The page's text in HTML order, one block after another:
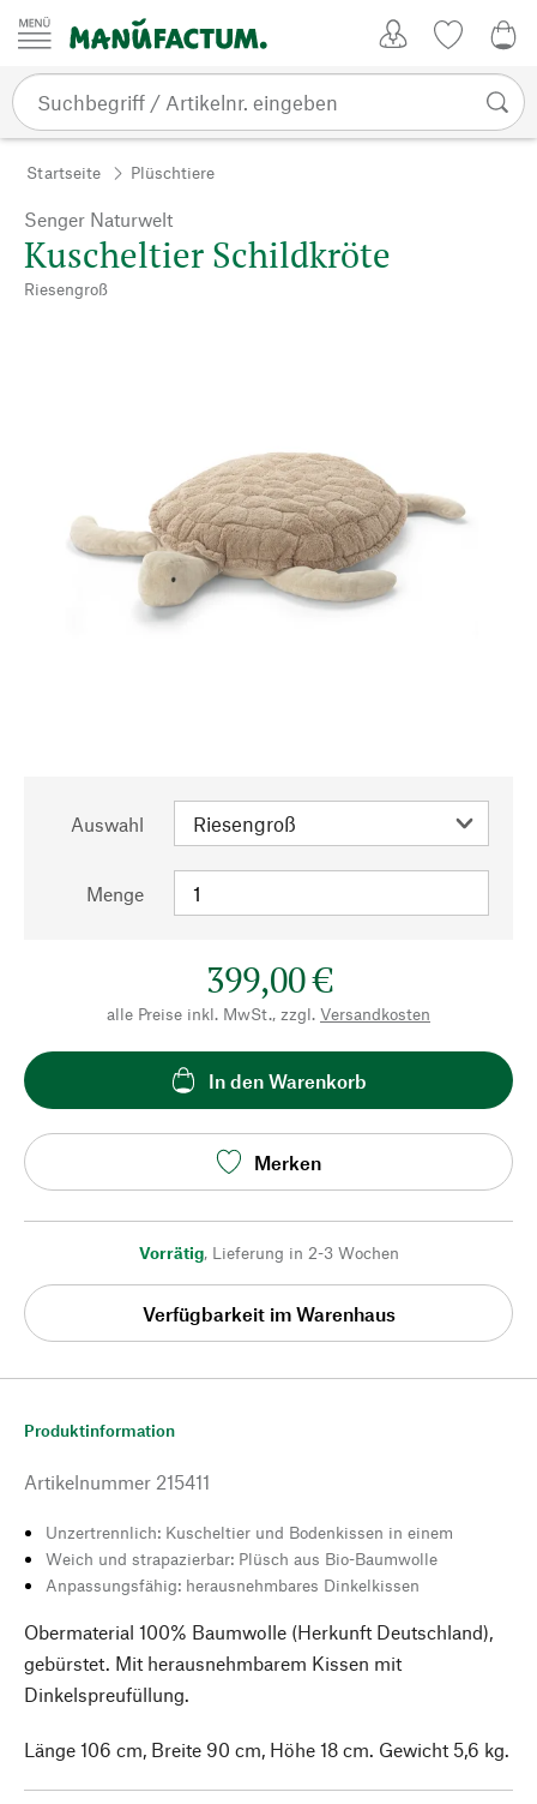
Zum Inhalt springen
Startseite Plüschtiere
Senger Naturwelt
Kuscheltier Schildkröte
Riesengroß
Auswahl
Menge
399,00 €
alle Preise inkl. MwSt., zzgl. Versandkosten
In den Warenkorb
Merken
Vorrätig, Lieferung in 2-3 Wochen
Verfügbarkeit im Warenhaus
Produktinformation
Artikelnummer 215411
Unzertrennlich: Kuscheltier und Bodenkissen in einem
Weich und strapazierbar: Plüsch aus Bio-Baumwolle
Anpassungsfähig: herausnehmbares Dinkelkissen
Obermaterial 100% Baumwolle (Herkunft Deutschland),
gebürstet. Mit herausnehmbarem Kissen mit
Dinkelspreufüllung.
Länge 106 cm, Breite 90 cm, Höhe 18 cm. Gewicht 5,6 kg.